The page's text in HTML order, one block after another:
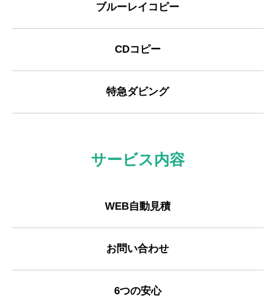
ブルーレイコピー
CDコピー
特急ダビング
サービス内容
WEB自動見積
お問い合わせ
6つの安心